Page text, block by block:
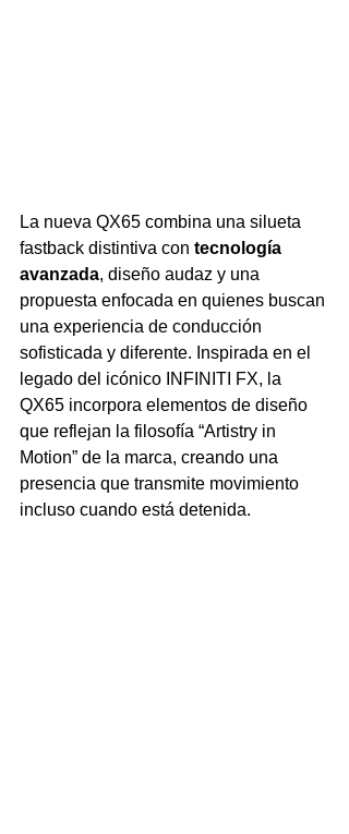
La nueva QX65 combina una silueta
fastback distintiva con tecnología
avanzada, diseño audaz y una
propuesta enfocada en quienes buscan
una experiencia de conducción
sofisticada y diferente. Inspirada en el
legado del icónico INFINITI FX, la
QX65 incorpora elementos de diseño
que reflejan la filosofía “Artistry in
Motion” de la marca, creando una
presencia que transmite movimiento
incluso cuando está detenida.